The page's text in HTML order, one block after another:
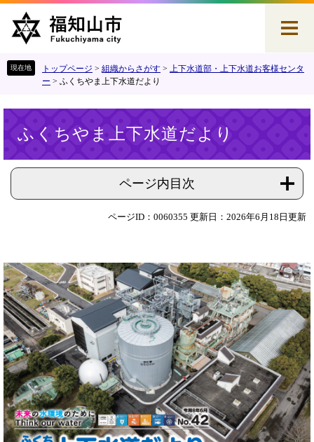
す
し
トップページ > 組織からさがす > 上下水道部・上下水道お客様センタ
ー > ふくちやま上下水道だより
ふくちやま上下水道だより
ページ内目次
ページID：0060355 更新日：2026年6月18日更新